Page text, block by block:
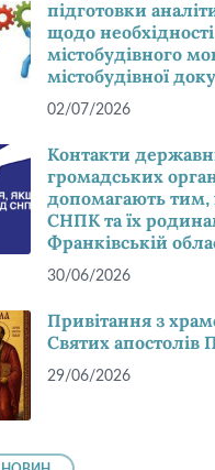
підготовки
щодо
містобудівного
містобудівної
02/07/2026
Контакти
громадських
допомагають
СНПК та їх
Франківській
30/06/2026
Привітання з
Святих апостолів
29/06/2026